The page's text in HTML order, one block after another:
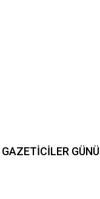
GÜNÜ